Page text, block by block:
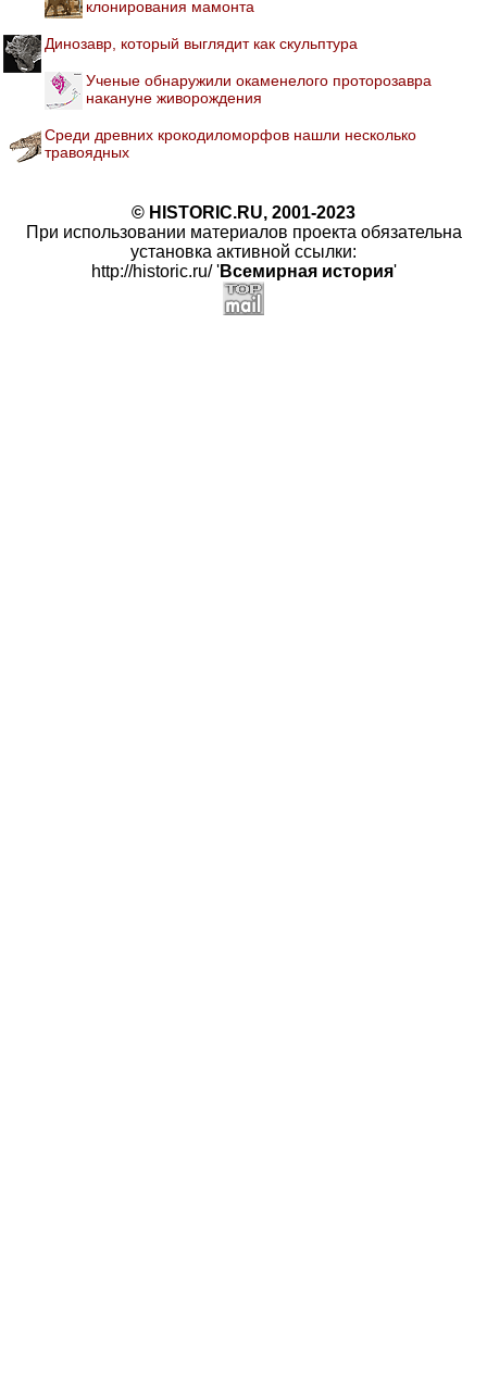
клонирования мамонта
Динозавр, который выглядит как скульптура
Ученые обнаружили окаменелого проторозавра
накануне живорождения
Среди древних крокодиломорфов нашли несколько
травоядных
© HISTORIC.RU, 2001-2023
При использовании материалов проекта обязательна
установка активной ссылки:
http://historic.ru/ 'Всемирная история'